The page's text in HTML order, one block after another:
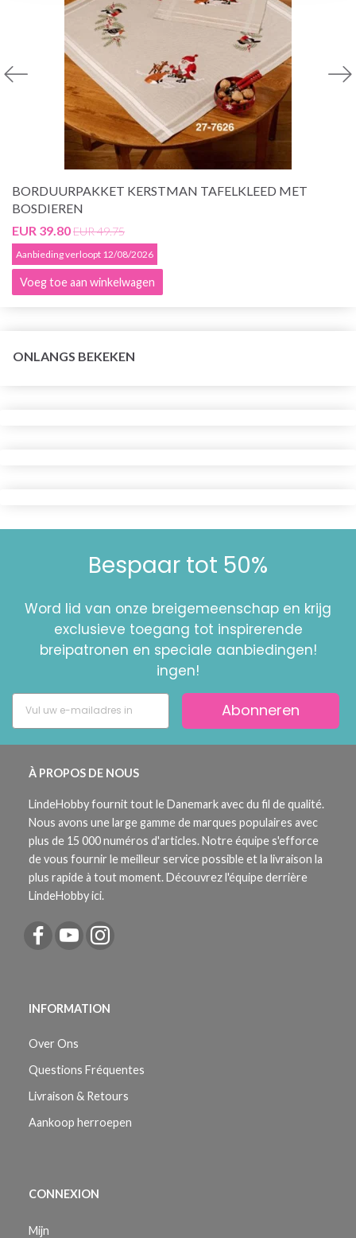
BORDUURPAKKET KERSTMAN TAFELKLEED MET
BOSDIEREN
EUR 39.80EUR 49.75
Aanbieding verloopt 12/08/2026
Voeg toe aan winkelwagen
ONLANGS BEKEKEN
Bespaar tot 50%
Word lid van onze breigemeenschap en krijg
exclusieve toegang tot inspirerende
breipatronen en speciale aanbiedingen!
ingen!
Abonneren
À PROPOS DE NOUS
LindeHobby fournit tout le Danemark avec du fil de qualité.
Nous avons une large gamme de marques populaires avec
plus de 15 000 numéros d'articles. Notre équipe s'efforce
de vous fournir le meilleur service possible et la livraison la
plus rapide à tout moment. Découvrez l'équipe derrière
LindeHobby ici.
INFORMATION
Over Ons
Questions Fréquentes
Livraison & Retours
Aankoop herroepen
CONNEXION
Mijn